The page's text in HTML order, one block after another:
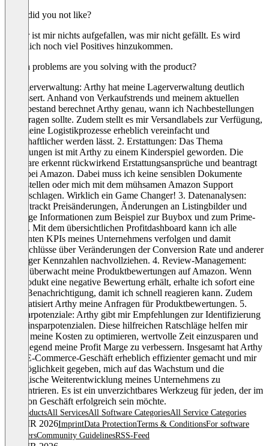
What did you not like?
Bisher ist mir nichts aufgefallen, was mir nicht gefällt. Es wird
sicherlich noch viel Positives hinzukommen.
Which problems are you solving with the product?
1. Lagerverwaltung: Arthy hat meine Lagerverwaltung deutlich
verbessert. Anhand von Verkaufstrends und meinem aktuellen
Lagerbestand berechnet Arthy genau, wann ich Nachbestellungen
beauftragen sollte. Zudem stellt es mir Versandlabels zur Verfügung,
was meine Logistikprozesse erheblich vereinfacht und
wirtschaftlicher werden lässt. 2. Erstattungen: Das Thema
Erstattungen ist mit Arthy zu einem Kinderspiel geworden. Die
Software erkennt rückwirkend Erstattungsansprüche und beantragt
diese bei Amazon. Dabei muss ich keine sensiblen Dokumente
bereitstellen oder mich mit dem mühsamen Amazon Support
herumschlagen. Wirklich ein Game Changer! 3. Datenanalysen:
Arthy trackt Preisänderungen, Änderungen an Listingbilder und
wichtige Informationen zum Beispiel zur Buybox und zum Prime-
Status. Mit dem übersichtlichen Profitdashboard kann ich alle
relevanten KPIs meines Unternehmens verfolgen und damit
Rückschlüsse über Veränderungen der Conversion Rate und anderer
wichtiger Kennzahlen nachvollziehen. 4. Review-Management:
Arthy überwacht meine Produktbewertungen auf Amazon. Wenn
ein Produkt eine negative Bewertung erhält, erhalte ich sofort eine
Push-Benachrichtigung, damit ich schnell reagieren kann. Zudem
automatisiert Arthy meine Anfragen für Produktbewertungen. 5.
Einsparpotenziale: Arthy gibt mir Empfehlungen zur Identifizierung
von Einsparpotenzialen. Diese hilfreichen Ratschläge helfen mir
dabei, meine Kosten zu optimieren, wertvolle Zeit einzusparen und
grundlegend meine Profit Marge zu verbessern. Insgesamt hat Arthy
mein E-Commerce-Geschäft erheblich effizienter gemacht und mir
die Möglichkeit gegeben, mich auf das Wachstum und die
strategische Weiterentwicklung meines Unternehmens zu
konzentrieren. Es ist ein unverzichtbares Werkzeug für jeden, der im
Amazon Geschäft erfolgreich sein möchte.
All productsAll ServicesAll Software CategoriesAll Service Categories
© OMR 2026ImprintData ProtectionTerms & ConditionsFor software
providersCommunity GuidelinesRSS-Feed